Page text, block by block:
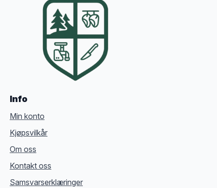
Info
Min konto
Kjøpsvilkår
Om oss
Kontakt oss
Samsvarserklæringer